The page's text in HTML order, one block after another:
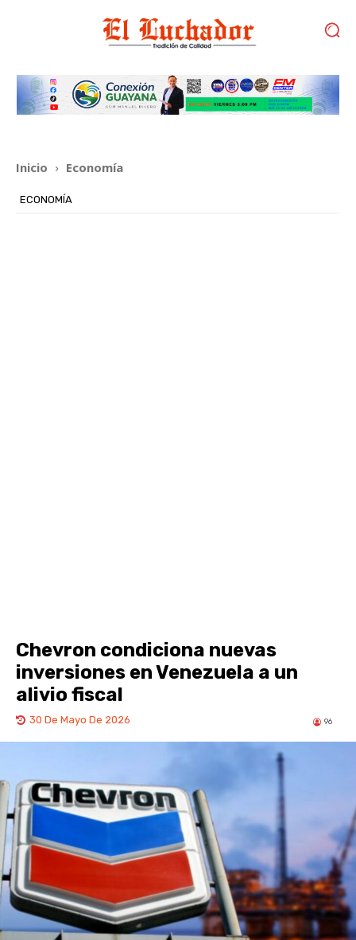
Inicio Economía
ECONOMÍA
Chevron condiciona nuevas
inversiones en Venezuela a un
alivio fiscal
30 De Mayo De 2026 96